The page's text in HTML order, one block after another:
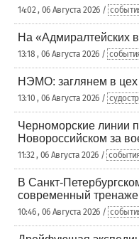
14:02 , 06 Августа 2026 /
На «Адмиралтейских
13:18 , 06 Августа 2026 /
НЭМО: заглянем в цех
13:10 , 06 Августа 2026 /
Черноморские линии
Новороссийском за
11:32 , 06 Августа 2026 /
В Санкт-
современный
10:46 , 06 Августа 2026 /